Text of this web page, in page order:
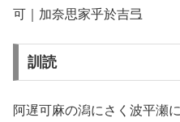
可｜加奈思家乎於吉弖
訓読
阿遅可麻の潟にさく波平瀬